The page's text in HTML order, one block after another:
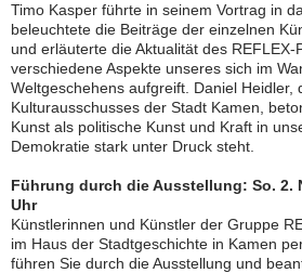
Timo Kasper führte in seinem Vortrag in
beleuchtete die Beiträge der einzelnen
und erläuterte die Aktualität des REFLEX-
verschiedene Aspekte unseres sich im
Weltgeschehens aufgreift. Daniel Heidler,
Kulturausschusses der Stadt Kamen,
Kunst als politische Kunst und Kraft in
Demokratie stark unter Druck steht.
Führung durch die Ausstellung: So. 2.
Uhr
Künstlerinnen und Künstler der Gruppe
im Haus der Stadtgeschichte in Kamen
führen Sie durch die Ausstellung und